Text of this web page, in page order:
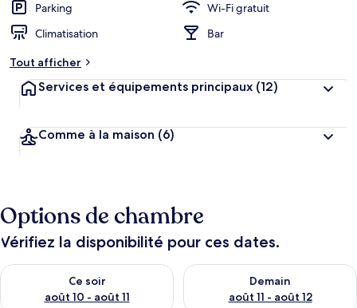
Parking
Wi-Fi gratuit
Climatisation
Bar
Tout afficher
Services et équipements principaux (12)
Comme à la maison (6)
Options de chambre
Vérifiez la disponibilité pour ces dates.
Ce soir
août 10 - août 11
Vérifier la disponibilité pour ce soir août 10 - août 11
Demain
août 11 - août 12
Vérifier la disponibilité pour